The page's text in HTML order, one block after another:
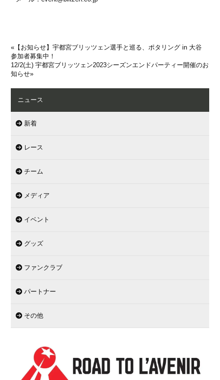
« 【お知らせ】宇都宮ブリッツェン選手と巡る、ポタリング in 大谷
参加者募集中！
12/2(土) 宇都宮ブリッツェン2023シーズンエンドパーティー開催のお
知らせ»
ニュース
新着
レース
チーム
メディア
イベント
グッズ
ファンクラブ
パートナー
その他